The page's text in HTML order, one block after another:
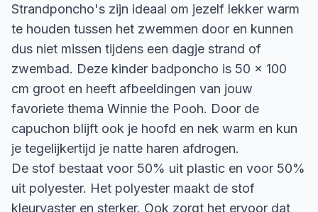
Strandponcho's zijn ideaal om jezelf lekker warm
te houden tussen het zwemmen door en kunnen
dus niet missen tijdens een dagje strand of
zwembad. Deze kinder badponcho is 50 x 100
cm groot en heeft afbeeldingen van jouw
favoriete thema Winnie the Pooh. Door de
capuchon blijft ook je hoofd en nek warm en kun
je tegelijkertijd je natte haren afdrogen.
De stof bestaat voor 50% uit plastic en voor 50%
uit polyester. Het polyester maakt de stof
kleurvaster en sterker. Ook zorgt het ervoor dat